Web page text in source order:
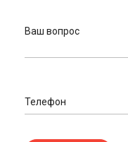
Ваш вопрос
Телефон